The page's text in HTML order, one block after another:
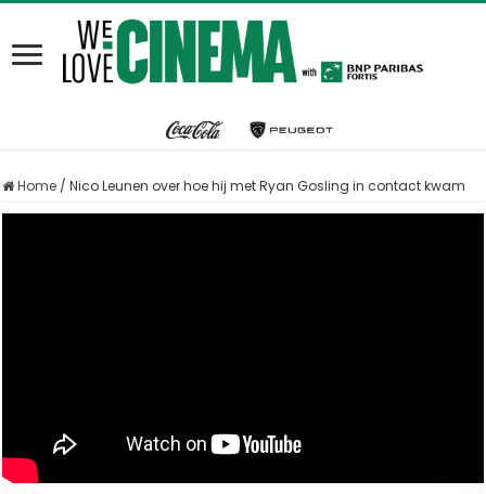
Home / Nico Leunen over hoe hij met Ryan Gosling in contact kwam